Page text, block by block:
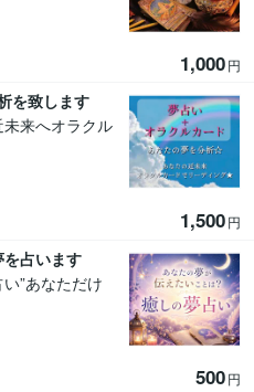
1,000円
を致します
来へオラクル
1,500円
占います
”あなただけ
500円